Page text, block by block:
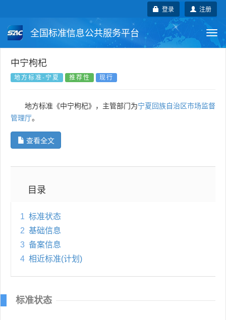
注册
登录
全国标准信息公共服务平台
国家标准
国外标准 技术委员会
中宁枸杞
地方标准-宁夏 推荐性 现行
地方标准《中宁枸杞》，主管部门为宁夏回族自治区市场监督
管理厅。
查看全文
目录
1 标准状态
2 基础信息
3 备案信息
4 相近标准(计划)
标准状态